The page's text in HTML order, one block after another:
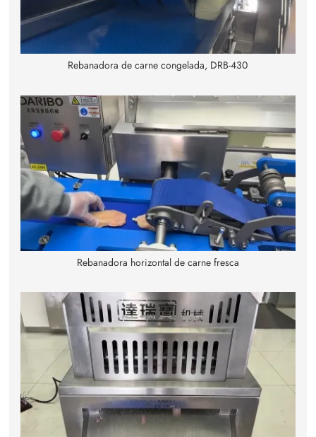
Rebanadora de carne congelada, DRB-430
Rebanadora horizontal de carne fresca